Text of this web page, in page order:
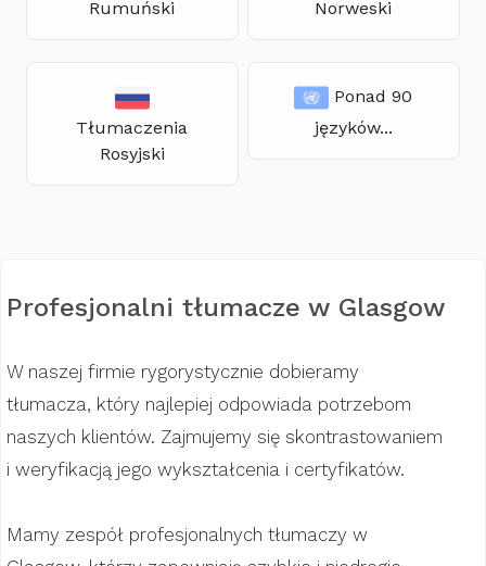
Rumuński Norweski
Tłumaczenia
Rosyjski
Ponad 90
języków...
Profesjonalni tłumacze w Glasgow
W naszej firmie rygorystycznie dobieramy
tłumacza, który najlepiej odpowiada potrzebom
naszych klientów. Zajmujemy się skontrastowaniem
i weryfikacją jego wykształcenia i certyfikatów.
Mamy zespół profesjonalnych tłumaczy w